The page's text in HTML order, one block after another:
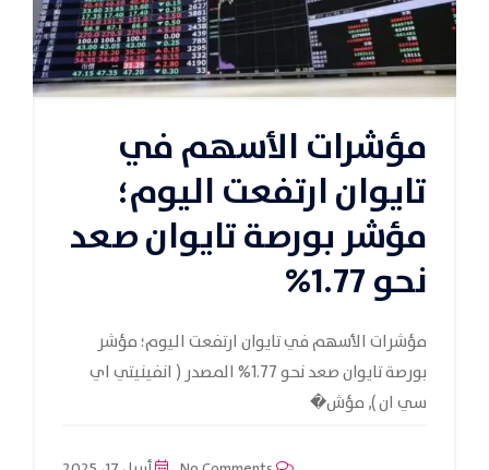
مؤشرات الأسهم في
تايوان ارتفعت اليوم؛
مؤشر بورصة تايوان صعد
نحو 1.77%
مؤشرات الأسهم في تايوان ارتفعت اليوم؛ مؤشر
بورصة تايوان صعد نحو 1.77% المصدر ( انفينيتي اي
سي ان ), مؤش�